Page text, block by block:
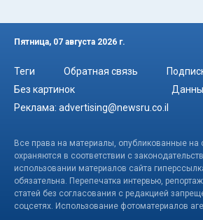
Пятница, 07 августа 2026 г.
Теги Обратная связь
Без картинок
Реклама: advertising@newsru.co.il
Все права на материалы, опубликованные на
охраняются в соответствии с
использовании материалов сайта
обязательна. Перепечатка интервью,
статей без согласования с редакцией
соцсетях. Использование фотоматериалов